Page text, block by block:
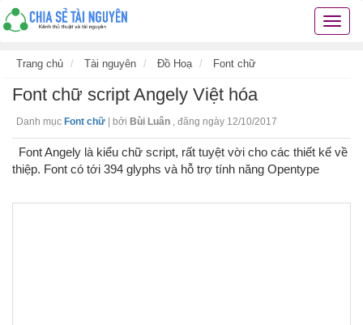
Chia
sống
các
Trang chủ Tài nguyên Đồ Hoạ Font chữ
Font chữ script Angely Việt hóa
Danh mục Font chữ bởi Bùi Luân , đăng ngày 12/10/2017
Font Angely là kiểu chữ script, rất tuyệt vời cho các thiết kế về
thiệp. Font có tới 394 glyphs và hỗ trợ tính năng Opentype